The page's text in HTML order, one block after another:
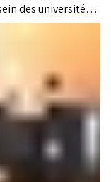
des universités...
de